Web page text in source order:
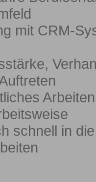
mit CRM-
schnell in